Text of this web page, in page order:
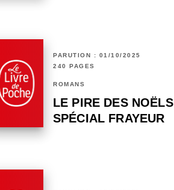
PARUTION : 01/10/2025
240 PAGES
ROMANS
LE PIRE DES NOËLS
SPÉCIAL FRAYEUR